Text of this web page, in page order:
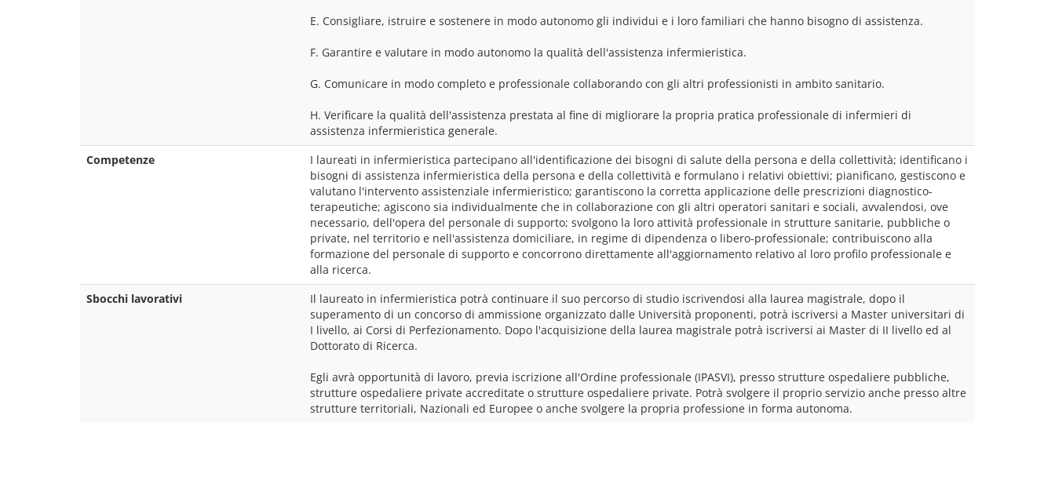
E. Consigliare, istruire e sostenere in modo autonomo gli individui e i loro familiari che hanno bisogno di assistenza.
F. Garantire e valutare in modo autonomo la qualità dell'assistenza infermieristica.
G. Comunicare in modo completo e professionale collaborando con gli altri professionisti in ambito sanitario.
H. Verificare la qualità dell'assistenza prestata al fine di migliorare la propria pratica professionale di infermieri di
Competenze
I laureati in infermieristica partecipano all'identificazione dei bisogni di salute della persona e della collettività; identificano i
bisogni di assistenza infermieristica della persona e della collettività e formulano i relativi obiettivi; pianificano, gestiscono e
valutano l'intervento assistenziale infermieristico; garantiscono la corretta applicazione delle prescrizioni diagnostico-
terapeutiche; agiscono sia individualmente che in collaborazione con gli altri operatori sanitari e sociali, avvalendosi, ove
necessario, dell'opera del personale di supporto; svolgono la loro attività professionale in strutture sanitarie, pubbliche o
private, nel territorio e nell'assistenza domiciliare, in regime di dipendenza o libero-professionale; contribuiscono alla
formazione del personale di supporto e concorrono direttamente all'aggiornamento relativo al loro profilo professionale e
alla ricerca.
Sbocchi lavorativi
Il laureato in infermieristica potrà continuare il suo percorso di studio iscrivendosi alla laurea magistrale, dopo il
superamento di un concorso di ammissione organizzato dalle Università proponenti, potrà iscriversi a Master universitari di
I livello, ai Corsi di Perfezionamento. Dopo l'acquisizione della laurea magistrale potrà iscriversi ai Master di II livello ed al
Dottorato di Ricerca.
Egli avrà opportunità di lavoro, previa iscrizione all'Ordine professionale (IPASVI), presso strutture ospedaliere pubbliche,
strutture ospedaliere private accreditate o strutture ospedaliere private. Potrà svolgere il proprio servizio anche presso altre